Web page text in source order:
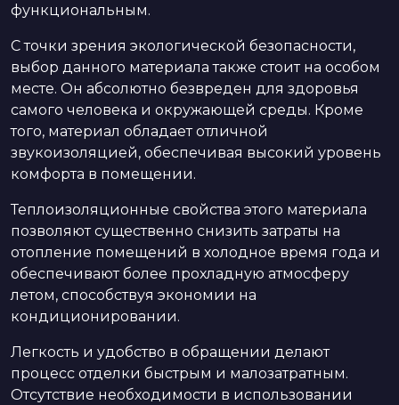
функциональным.
С точки зрения экологической безопасности,
выбор данного материала также стоит на особом
месте. Он абсолютно безвреден для здоровья
самого человека и окружающей среды. Кроме
того, материал обладает отличной
звукоизоляцией, обеспечивая высокий уровень
комфорта в помещении.
Теплоизоляционные свойства этого материала
позволяют существенно снизить затраты на
отопление помещений в холодное время года и
обеспечивают более прохладную атмосферу
летом, способствуя экономии на
кондиционировании.
Легкость и удобство в обращении делают
процесс отделки быстрым и малозатратным.
Отсутствие необходимости в использовании